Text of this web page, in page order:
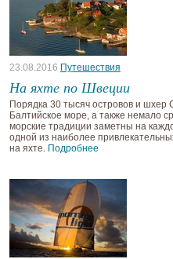
23.08.2016 Путешествия
На яхте по Швеции
Порядка 30 тысяч островов и шхер
Балтийское море, а также немало
морские традиции заметны на
одной из наиболее
на яхте. Подробнее